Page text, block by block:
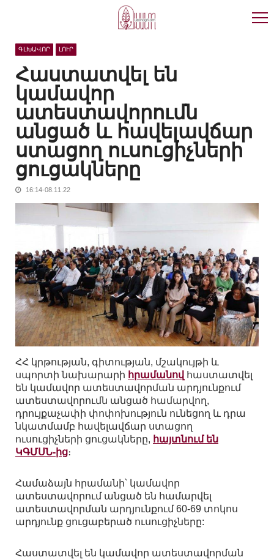
ԳԼԽԱՎՈՐ ԼՈՒՐ
Հաստատվել են
կամավոր
ատեստավորումն
անցած և հավելավճար
ստացող ուսուցիչների
ցուցակները
16:14-08.11.22
ՀՀ կրթության, գիտության, մշակույթի և
սպորտի նախարարի հրամանով հաստատվել
են կամավոր ատեստավորման արդյունքում
ատեստավորումն անցած համարվող,
դրույքաչափի փոփոխություն ունեցող և դրա
նկատմամբ հավելավճար ստացող
ուսուցիչների ցուցակները, հայտնում են
ԿԳՄՍՆ-ից։
Համաձայն հրամանի՝ կամավոր
ատեստավորում անցած են համարվել
ատեստավորման արդյունքում 60-69 տոկոս
արդյունք ցուցաբերած ուսուցիչները:
Հաստատվել են կամավոր ատեստավորման